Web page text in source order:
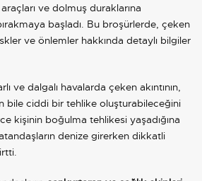
ve dolmuş duraklarına
başladı. Bu broşürlerde, çeken
ve önlemler hakkında detaylı bilgiler
ve dalgalı havalarda çeken akıntının,
bile ciddi bir tehlike oluşturabileceğini
kişinin boğulma tehlikesi yaşadığına
denize girerken dikkatli